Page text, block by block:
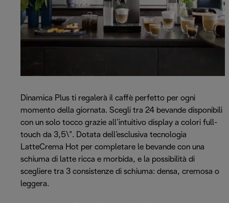
Dinamica Plus ti regalerà il caffè perfetto per ogni
momento della giornata. Scegli tra 24 bevande disponibili
con un solo tocco grazie all’intuitivo display a colori full-
touch da 3,5\". Dotata dell’esclusiva tecnologia
LatteCrema Hot per completare le bevande con una
schiuma di latte ricca e morbida, e la possibilità di
scegliere tra 3 consistenze di schiuma: densa, cremosa o
leggera.